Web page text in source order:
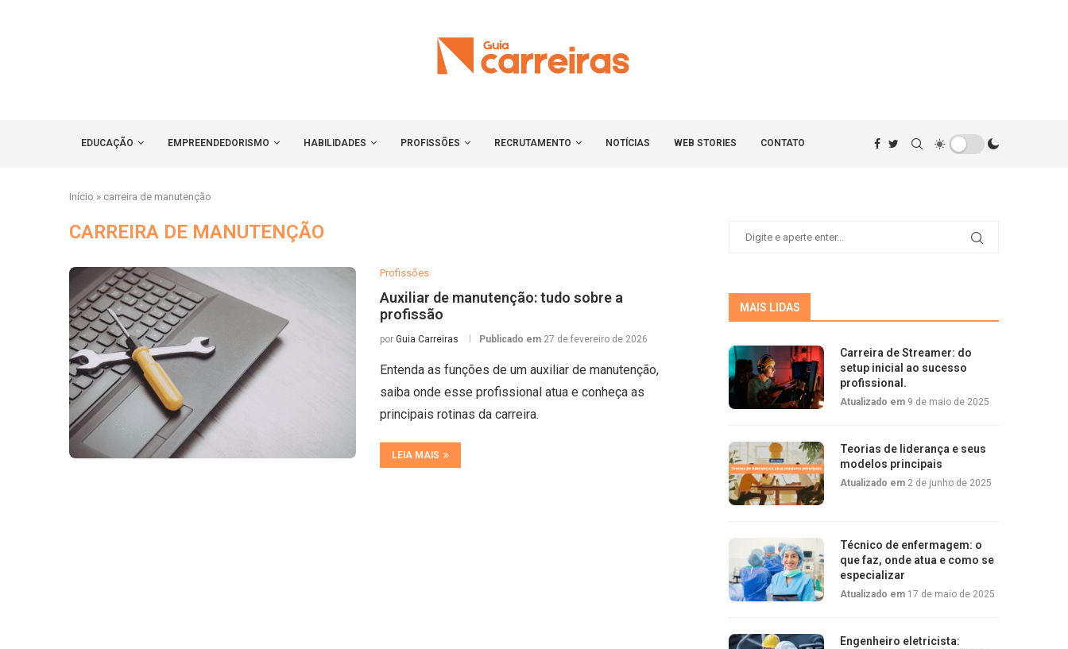
EDUCAÇÃO EMPREENDEDORISMO HABILIDADES PROFISSÕES RECRUTAMENTO NOTÍCIAS WEB STORIES CONTATO
Início » carreira de manutenção
CARREIRA DE MANUTENÇÃO
Profissões
Auxiliar de manutenção: tudo sobre a
profissão
por Guia Carreiras Publicado em 27 de fevereiro de 2026
Entenda as funções de um auxiliar de manutenção,
saiba onde esse profissional atua e conheça as
principais rotinas da carreira.
LEIA MAIS
MAIS LIDAS
Carreira de Streamer: do
setup inicial ao sucesso
profissional.
Atualizado em 9 de maio de 2025
Teorias de liderança e seus
modelos principais
Atualizado em 2 de junho de 2025
Técnico de enfermagem: o
que faz, onde atua e como se
especializar
Atualizado em 17 de maio de 2025
Engenheiro eletricista: